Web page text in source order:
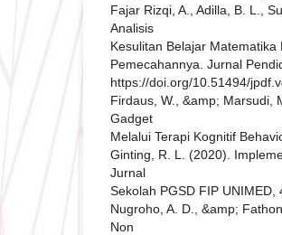
Fajar Rizqi, A., Adilla, B. L.,
Analisis
Kesulitan Belajar
Pemecahannya. Jurnal
https://doi.org/10.51494/
Firdaus, W., &amp; Marsudi,
Gadget
Melalui Terapi Kognitif
Ginting, R. L. (2020).
Jurnal
Sekolah PGSD FIP UNIMED,
Nugroho, A. D., &amp;
Non